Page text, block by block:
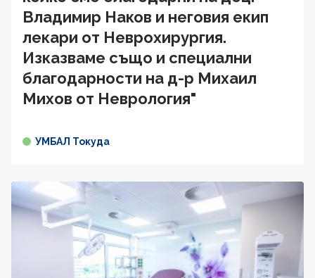
Владимир Наков и неговия екип
лекари от Неврохирургия.
Изказваме също и специални
благодарности на д-р Михаил
Михов от Неврология"
УМБАЛ Токуда